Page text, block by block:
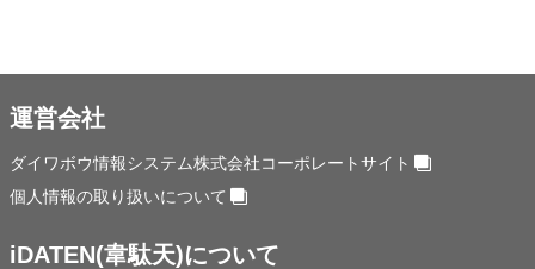
運営会社
ダイワボウ情報システム株式会社コーポレートサイト
個人情報の取り扱いについて
iDATEN(韋駄天)について